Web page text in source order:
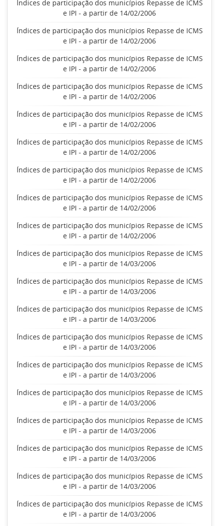
Índices de participação dos municípios Repasse de ICMS
e IPI - a partir de 14/02/2006
Índices de participação dos municípios Repasse de ICMS
e IPI - a partir de 14/02/2006
Índices de participação dos municípios Repasse de ICMS
e IPI - a partir de 14/02/2006
Índices de participação dos municípios Repasse de ICMS
e IPI - a partir de 14/02/2006
Índices de participação dos municípios Repasse de ICMS
e IPI - a partir de 14/02/2006
Índices de participação dos municípios Repasse de ICMS
e IPI - a partir de 14/02/2006
Índices de participação dos municípios Repasse de ICMS
e IPI - a partir de 14/02/2006
Índices de participação dos municípios Repasse de ICMS
e IPI - a partir de 14/02/2006
Índices de participação dos municípios Repasse de ICMS
e IPI - a partir de 14/02/2006
Índices de participação dos municípios Repasse de ICMS
e IPI - a partir de 14/03/2006
Índices de participação dos municípios Repasse de ICMS
e IPI - a partir de 14/03/2006
Índices de participação dos municípios Repasse de ICMS
e IPI - a partir de 14/03/2006
Índices de participação dos municípios Repasse de ICMS
e IPI - a partir de 14/03/2006
Índices de participação dos municípios Repasse de ICMS
e IPI - a partir de 14/03/2006
Índices de participação dos municípios Repasse de ICMS
e IPI - a partir de 14/03/2006
Índices de participação dos municípios Repasse de ICMS
e IPI - a partir de 14/03/2006
Índices de participação dos municípios Repasse de ICMS
e IPI - a partir de 14/03/2006
Índices de participação dos municípios Repasse de ICMS
e IPI - a partir de 14/03/2006
Índices de participação dos municípios Repasse de ICMS
e IPI - a partir de 14/03/2006